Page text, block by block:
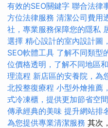
有效的SEO關鍵字 聯合法律
方位法律服務 清潔公司費用
社，專業服務保障您的隱私
選擇 精心設計的室內設計圖
SEO軟體工具 了解不同類型
位價格透明，了解不同地區
理流程 新店區的安養院，為
北投整復療程 小型外燴推薦
式冷凍櫃，提供更加節省空
傳承經典的美味 提升網站排
為您提供專業清潔服務 其次